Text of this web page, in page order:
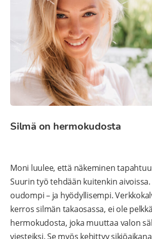
Silmä on hermokudosta
Moni luulee, että näkeminen
Suurin työ tehdään kuitenkin
oudompi – ja hyödyllisempi.
kerros silmän takaosassa, ei ole
hermokudosta, joka muuttaa valon
viesteiksi. Se myös kehittyy